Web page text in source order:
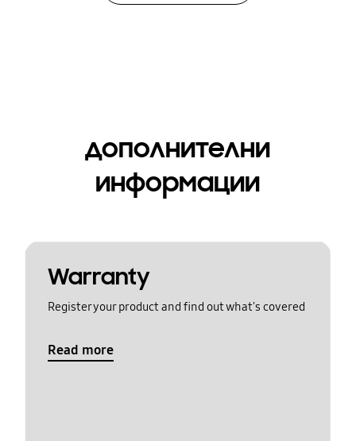
дополнителни
информации
Warranty
Register your product and find out what's covered
Read more